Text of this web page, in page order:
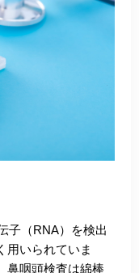
子（RNA）を検出
用いられていま
鼻咽頭検査は綿棒